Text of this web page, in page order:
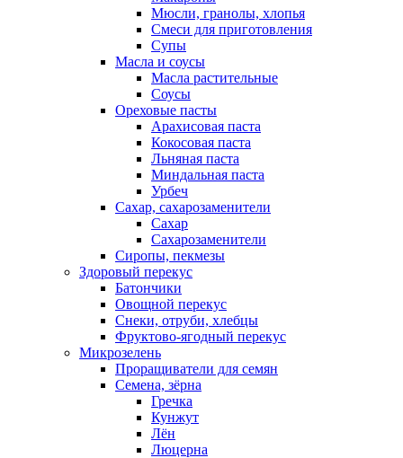
Мюсли, гранолы, хлопья
Смеси для приготовления
Супы
Масла и соусы
Масла растительные
Соусы
Ореховые пасты
Арахисовая паста
Кокосовая паста
Льняная паста
Миндальная паста
Урбеч
Сахар, сахарозаменители
Сахар
Сахарозаменители
Сиропы, пекмезы
Здоровый перекус
Батончики
Овощной перекус
Снеки, отруби, хлебцы
Фруктово-ягодный перекус
Микрозелень
Проращиватели для семян
Семена, зёрна
Гречка
Кунжут
Лён
Люцерна